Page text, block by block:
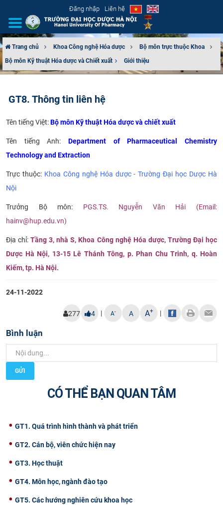
Đăng nhập Liên hệ
GIỚI THIỆU
ĐÀO TẠO
KHOA HỌC CÔNG NGHỆ
HTQT
CỰU NGƯỜI HỌC
Trang chủ Khoa Công nghệ Hóa dược
Bộ môn trực thuộc Khoa
Bộ môn Kỹ thuật Hóa dược và Chiết xuất​
Giới thiệu
GT8. Thông tin liên hệ
Tên tiếng Việt:Bộ môn Kỹ thuật Hóa dược và chiết xuất
Tên tiếng Anh: Department of Pharmaceutical Chemistry
Technology and Extraction
Trực thuộc: Khoa Công nghệ Hóa dược - Trường Đại học Dược Hà
Nội
Trưởng Bộ môn: PGS.TS. Nguyễn Văn Hải (Email:
hainv@hup.edu.vn)
Địa chỉ:Tầng 3, nhà S, Khoa Công nghệ Hóa dược, Trường Đại học
Dược Hà Nội, 13-15 Lê Thánh Tông, p. Phan Chu Trinh, q. Hoàn
Kiếm, tp. Hà Nội.
24-11-2022
277 4 | A- A A+ |
Bình luận
GỬI
CÓ THỂ BẠN QUAN TÂM
GT1. Quá trình hình thành và phát triển
GT2. Cán bộ, viên chức hiện nay
GT3. Học thuật
GT4. Môn học, ngành đào tạo
GT5. Các hướng nghiên cứu khoa học